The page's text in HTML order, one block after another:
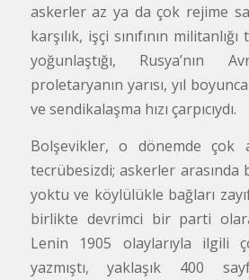
askerler az ya da çok rejime
karşılık, işçi sınıfının
yoğunlaştığı, Rusya’nın
proletaryanın yarısı, yıl
ve sendikalaşma hızı çarpıcıydı.
Bolşevikler, o dönemde çok
tecrübesizdi; askerler arasında
yoktu ve köylülükle bağları
birlikte devrimci bir parti
Lenin 1905 olaylarıyla ilgili
yazmıştı, yaklaşık 400